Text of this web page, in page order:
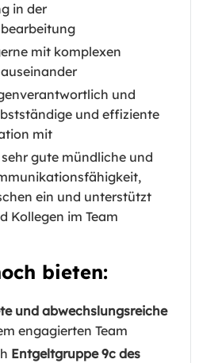
in der
mit komplexen
und
und effiziente
mit
gute mündliche und
ein und unterstützt
Kollegen im Team
bieten:
und abwechslungsreiche
engagierten Team
Entgeltgruppe 9c des